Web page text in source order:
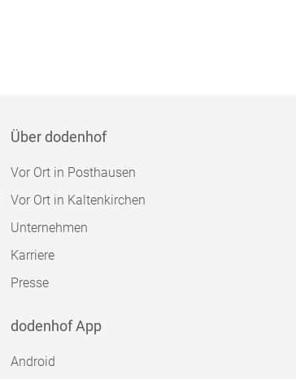
Über dodenhof
Vor Ort in Posthausen
Vor Ort in Kaltenkirchen
Unternehmen
Karriere
Presse
dodenhof App
Android